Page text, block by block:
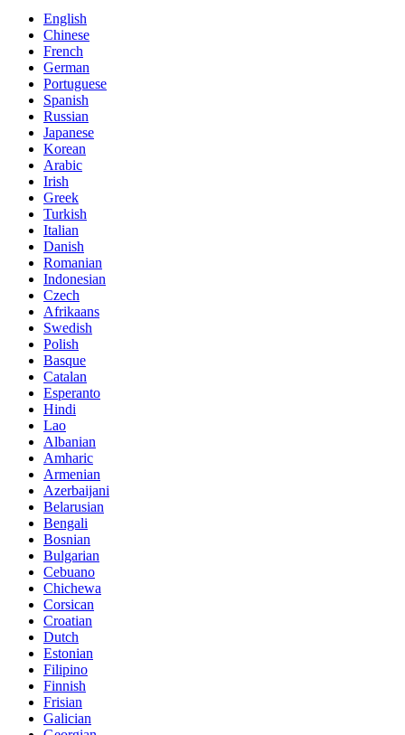
English
Chinese
French
German
Portuguese
Spanish
Russian
Japanese
Korean
Arabic
Irish
Greek
Turkish
Italian
Danish
Romanian
Indonesian
Czech
Afrikaans
Swedish
Polish
Basque
Catalan
Esperanto
Hindi
Lao
Albanian
Amharic
Armenian
Azerbaijani
Belarusian
Bengali
Bosnian
Bulgarian
Cebuano
Chichewa
Corsican
Croatian
Dutch
Estonian
Filipino
Finnish
Frisian
Galician